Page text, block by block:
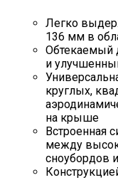
Легко
136 мм в
Обтекаемый
и
круглых,
на крыше
Встроенная
между
сноубордов